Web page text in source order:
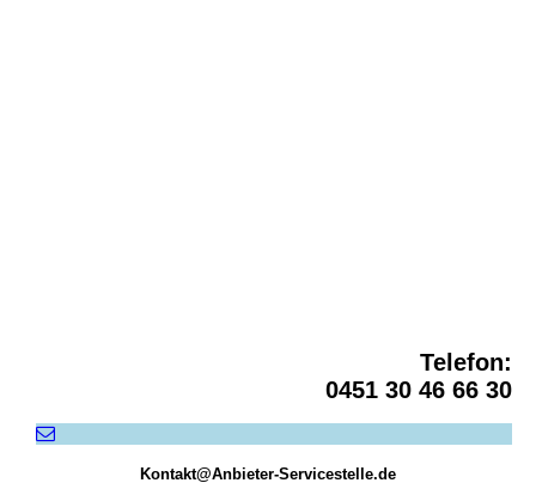
Telefon:
0451 30 46 66 30
Kontakt@Anbieter-Servicestelle.de